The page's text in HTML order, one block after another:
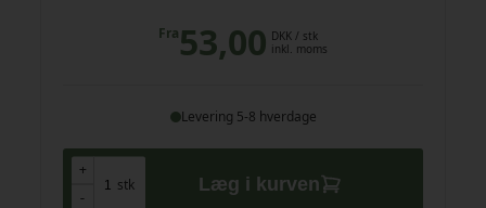
Fra53,00 DKK / stk
inkl. moms
Levering 5-8 hverdage
+
-
stk
+
-
Læg i kurven